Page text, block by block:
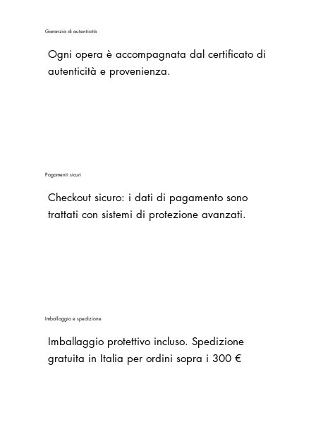
Garanzia di autenticità
Ogni opera è accompagnata dal certificato di
autenticità e provenienza.
Pagamenti sicuri
Checkout sicuro: i dati di pagamento sono
trattati con sistemi di protezione avanzati.
Imballaggio e spedizione
Imballaggio protettivo incluso. Spedizione
gratuita in Italia per ordini sopra i 300 €